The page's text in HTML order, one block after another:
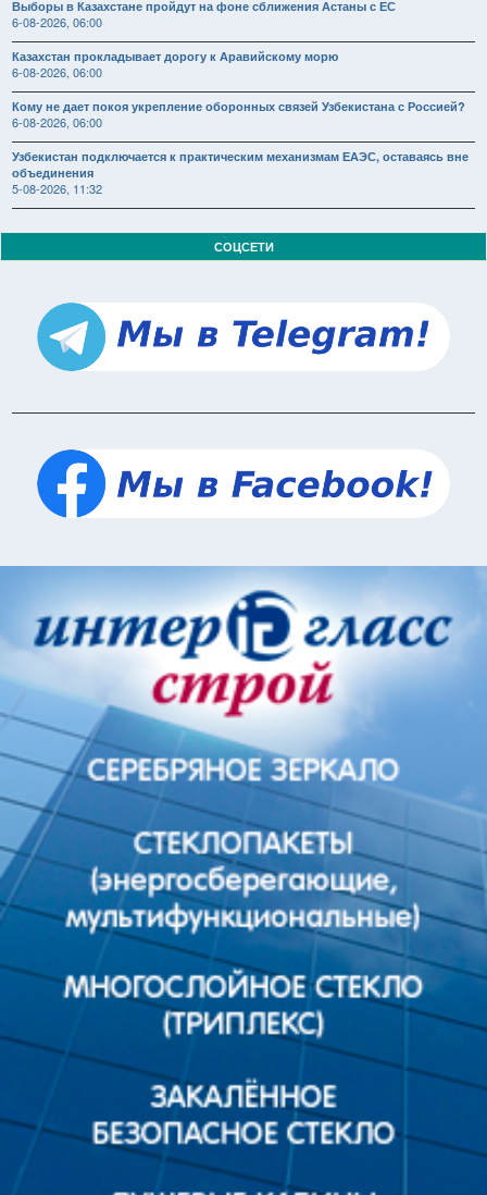
Выборы в Казахстане пройдут на фоне сближения Астаны с ЕС
6-08-2026, 06:00
Казахстан прокладывает дорогу к Аравийскому морю
6-08-2026, 06:00
Кому не дает покоя укрепление оборонных связей Узбекистана с Россией?
6-08-2026, 06:00
Узбекистан подключается к практическим механизмам ЕАЭС, оставаясь вне
объединения
5-08-2026, 11:32
СОЦСЕТИ